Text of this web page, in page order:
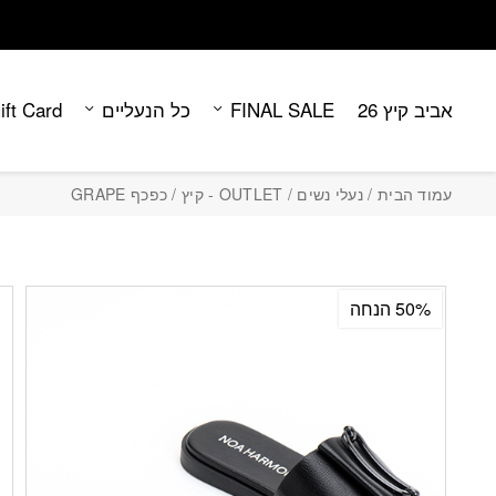
אביב קיץ 26 FINAL SALE כל הנעליים Card
עמוד הבית / נעלי נשים / OUTLET - קיץ / כפכף GRAPE
50% הנחה